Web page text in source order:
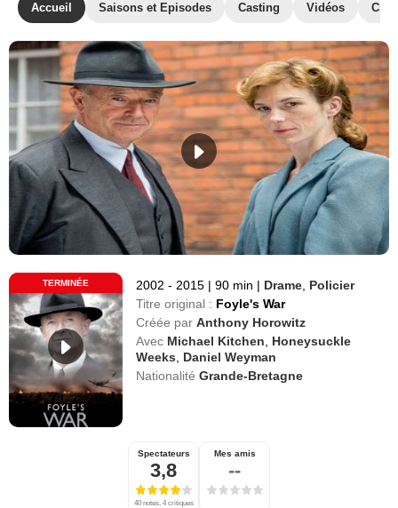
Accueil Saisons et Episodes Casting Vidéos
TERMINÉE 2002 - 2015 | 90 min | Drame Policier
Titre original : Foyle's War
Créée par Anthony Horowitz
Avec Michael Kitchen
Honeysuckle
Weeks
Daniel Weyman
Nationalité Grande-Bretagne
Spectateurs
3,8
40 notes, 4 critiques
Mes amis
--